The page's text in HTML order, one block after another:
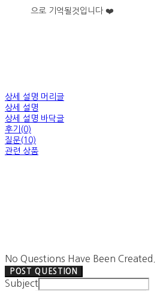
으로 기억될것입니다 ❤️
상세 설명 머리글
상세 설명
상세 설명 바닥글
후기(0)
질문(10)
관련 상품
No Questions Have Been Created.
POST QUESTION
Subject